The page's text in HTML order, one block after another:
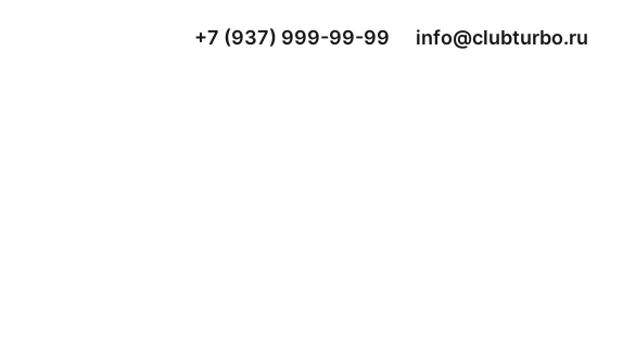
+7 (937) 999-99-99 info@clubturbo.ru